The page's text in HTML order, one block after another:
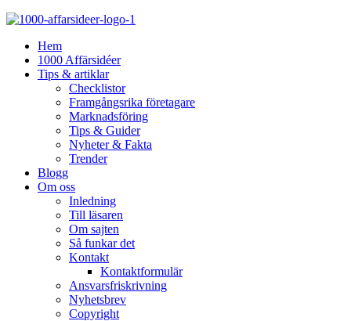
Hem
1000 Affärsidéer
Tips & artiklar
Checklistor
Framgångsrika företagare
Marknadsföring
Tips & Guider
Nyheter & Fakta
Trender
Blogg
Om oss
Inledning
Till läsaren
Om sajten
Så funkar det
Kontakt
Kontaktformulär
Ansvarsfriskrivning
Nyhetsbrev
Copyright